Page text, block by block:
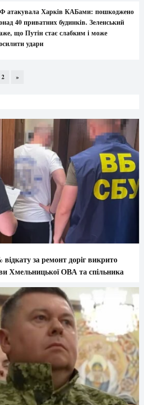
атакувала Харків КАБами: пошкоджено
40 приватних будинків. Зеленський
що Путін стає слабким і може
удари
2 »
за ремонт доріг викрито
Хмельницької ОВА та спільника